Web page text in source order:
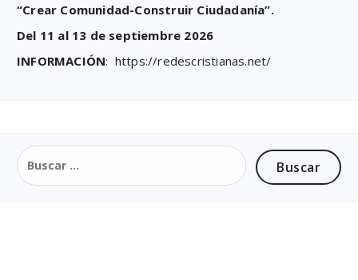
“Crear Comunidad-Construir Ciudadanía”.
Del 11 al 13 de septiembre 2026
INFORMACIÓN: https://redescristianas.net/
Buscar: